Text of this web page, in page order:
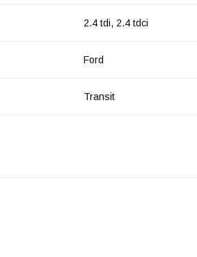
2.4 tdi, 2.4 tdci
Ford
Transit